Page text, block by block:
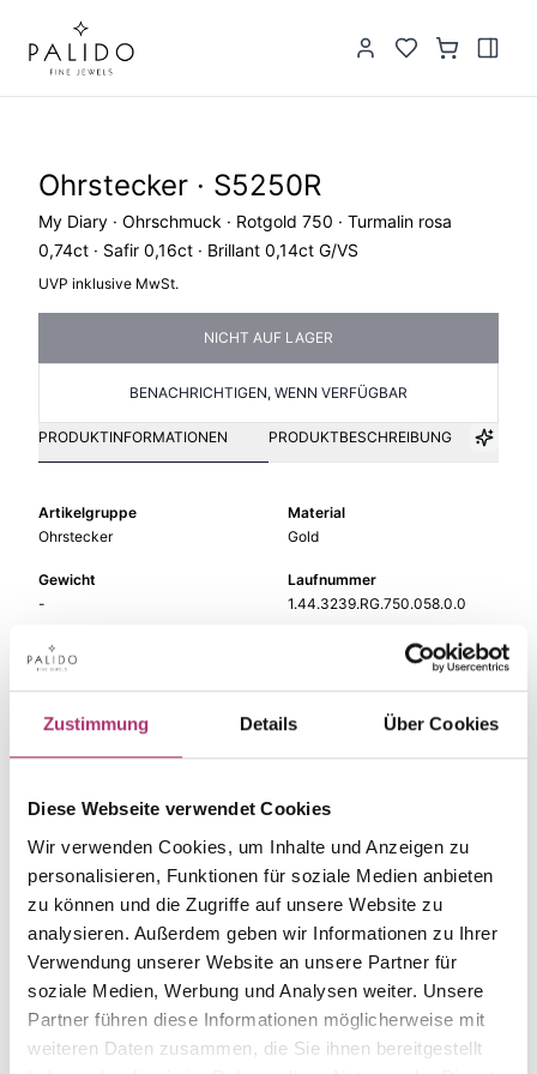
Zustimmung Details Über Cookies
Diese Webseite verwendet Cookies
Wir verwenden Cookies, um Inhalte und Anzeigen zu
personalisieren, Funktionen für soziale Medien anbieten
zu können und die Zugriffe auf unsere Website zu
analysieren. Außerdem geben wir Informationen zu Ihrer
Verwendung unserer Website an unsere Partner für
soziale Medien, Werbung und Analysen weiter. Unsere
Partner führen diese Informationen möglicherweise mit
weiteren Daten zusammen, die Sie ihnen bereitgestellt
Ohrstecker · S5250R
My Diary · Ohrschmuck · Rotgold 750 · Turmalin rosa
0,74ct · Safir 0,16ct · Brillant 0,14ct G/VS
UVP inklusive MwSt.
NICHT AUF LAGER
BENACHRICHTIGEN, WENN VERFÜGBAR
PRODUKTINFORMATIONEN PRODUKTBESCHREIBUNG
Artikelgruppe
Ohrstecker
Material
Gold
Gewicht
-
Laufnummer
1.44.3239.RG.750.058.0.0
EAN
9010595691621
Feingehalt
rosa
Farbstein
Stein
Turmalin rosa
Größe
-
Die passenden Stücke